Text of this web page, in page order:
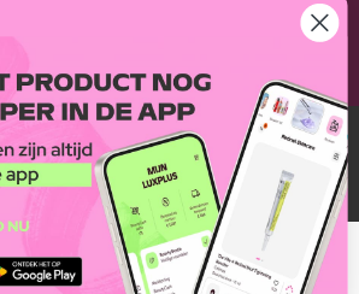
zijn weergegeven in vergelijking
de normale prijzen.